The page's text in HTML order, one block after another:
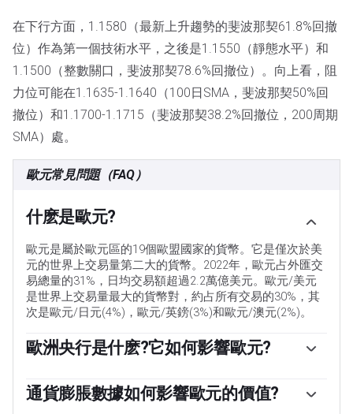
在下行方面，1.1580（最新上升趨勢的斐波那契61.8%回撤
位）作為第一個技術水平，之後是1.1550（靜態水平）和
1.1500（整數關口，斐波那契78.6%回撤位）。向上看，阻
力位可能在1.1635-1.1640（100日SMA，斐波那契50%回
撤位）和1.1700-1.1715（斐波那契38.2%回撤位，200周期
SMA）處。
歐元常見問題（FAQ）
什麽是歐元?
歐元是屬於歐元區的19個歐盟國家的貨幣。它是僅次於美
元的世界上交易量第二大的貨幣。2022年，歐元占外匯交
易總量的31%，日均交易額超過2.2萬億美元。歐元/美元
是世界上交易量最大的貨幣對，約占所有交易的30%，其
次是歐元/日元(4%)，歐元/英鎊(3%)和歐元/澳元(2%)。
歐洲央行是什麽?它如何影響歐元?
歐洲央行設定利率並管理貨幣政策。歐洲央行的主要任務
是維持物價穩定，這意味著要麽控製通脹，要麽刺激增
通貨膨脹數據如何影響歐元的價值?